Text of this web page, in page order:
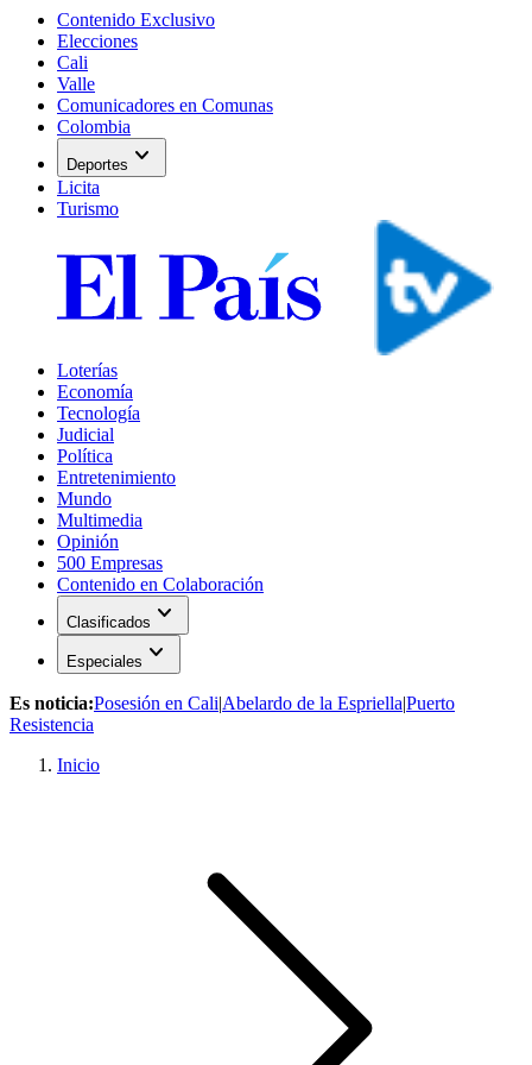
Contenido Exclusivo
Elecciones
Cali
Valle
Comunicadores en Comunas
Colombia
Deportes expand_more
Licita
Turismo
Loterías
Economía
Tecnología
Judicial
Política
Entretenimiento
Mundo
Multimedia
Opinión
500 Empresas
Contenido en Colaboración
Clasificados expand_more
Especiales expand_more
Es noticia:Posesión en Cali|Abelardo de la Espriella|Puerto
Resistencia
Inicio